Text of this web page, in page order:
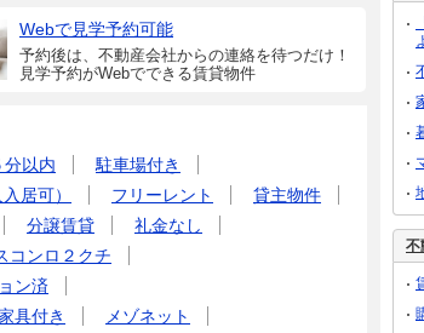
Webで見学予約可能
予約後は、不動産会社からの連絡を待つだけ！
見学予約がWebでできる賃貸物件
分以内
駐車場付き
居可） フリーレント
貸主物件
分譲賃貸
礼金なし
コンロ２クチ
ン済
具付き
メゾネット
不